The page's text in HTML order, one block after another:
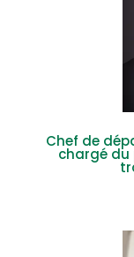
Chef de
chargé